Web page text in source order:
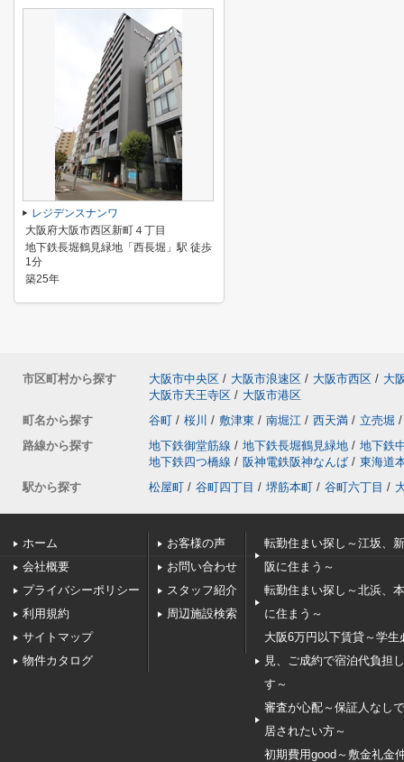
レジデンスナンワ
大阪府大阪市西区新町４丁目
地下鉄長堀鶴見緑地「西長堀」駅 徒歩
1分
築25年
市区町村から探す 大阪市中央区 / 大阪市浪速区 / 大阪市西区 / 大
大阪市天王寺区 / 大阪市港区
町名から探す
谷町 / 桜川 / 敷津東 / 南堀江 / 西天満 / 立売堀 /
路線から探す
地下鉄御堂筋線 / 地下鉄長堀鶴見緑地 / 地下鉄
地下鉄四つ橋線 / 阪神電鉄阪神なんば / 東海道
駅から探す
松屋町 / 谷町四丁目 / 堺筋本町 / 谷町六丁目 /
ホーム
会社概要
プライバシーポリシー
利用規約
サイトマップ
物件カタログ
お客様の声
お問い合わせ
スタッフ紹介
周辺施設検索
転勤住まい探し～江坂、
阪に住まう～
転勤住まい探し～北浜、
に住まう～
大阪6万円以下賃貸～学生
見、ご成約で宿泊代負担
す～
審査が心配～保証人なし
居されたい方～
初期費用good～敷金礼金